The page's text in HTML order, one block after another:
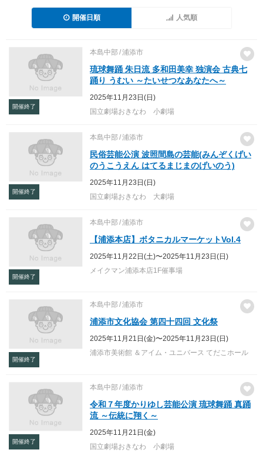
開催日順 人気順
開催終了
本島中部 浦添市
琉球舞踊 朱日流 多和田美幸 独演会 古典七
踊り うむい ～たいせつなあなたへ～
2025年11月23日(日)
国立劇場おきなわ 小劇場
開催終了
本島中部 浦添市
民俗芸能公演 波照間島の芸能(みんぞくげい
のうこうえん はてるまじまのげいのう)
2025年11月23日(日)
国立劇場おきなわ 大劇場
開催終了
本島中部 浦添市
【浦添本店】ボタニカルマーケットVol.4
2025年11月22日(土)〜2025年11月23日(日)
メイクマン浦添本店1F催事場
開催終了
本島中部 浦添市
浦添市文化協会 第四十四回 文化祭
2025年11月21日(金)〜2025年11月23日(日)
浦添市美術館 ＆アイム・ユニバース てだこホール
開催終了
本島中部 浦添市
令和７年度かりゆし芸能公演 琉球舞踊 真踊
流 ～伝統に翔く～
2025年11月21日(金)
国立劇場おきなわ 小劇場